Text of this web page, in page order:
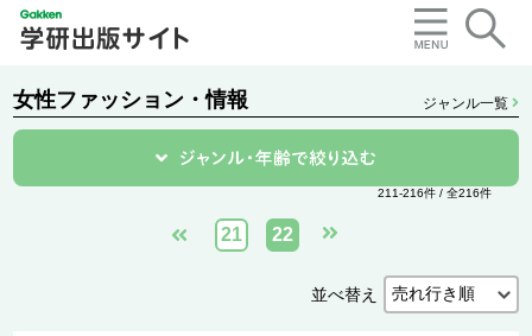
女性ファッション・情報 ジャンル一覧
211-216件 / 全216件
21 22
並べ替え